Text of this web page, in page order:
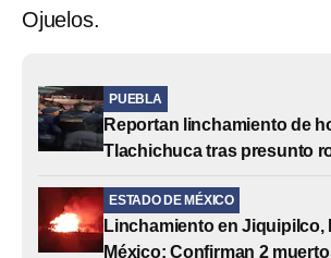
Ojuelos.
PUEBLA
Reportan linchamiento de
Tlachichuca tras presunto
ESTADO DE MÉXICO
Linchamiento en Jiquipilco,
México: Confirman 2